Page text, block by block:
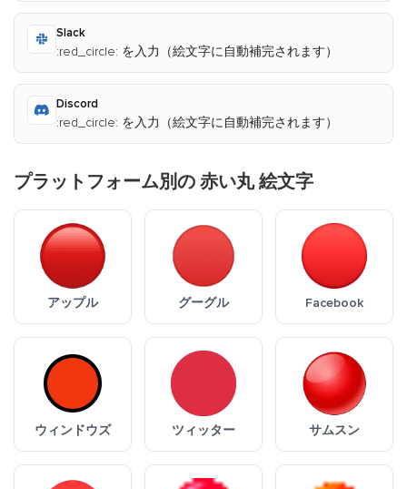
Slack
:red_circle: を入力（絵文字に自動補完されます）
Discord
:red_circle: を入力（絵文字に自動補完されます）
プラットフォーム別の 赤い丸 絵文字
アップル グーグル Facebook
ウィンドウズ ツィッター サムスン